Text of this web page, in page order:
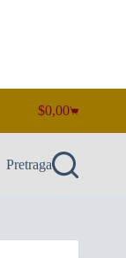
Košarica
$0,00
Pretraga